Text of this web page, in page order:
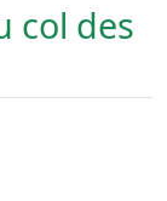
col des